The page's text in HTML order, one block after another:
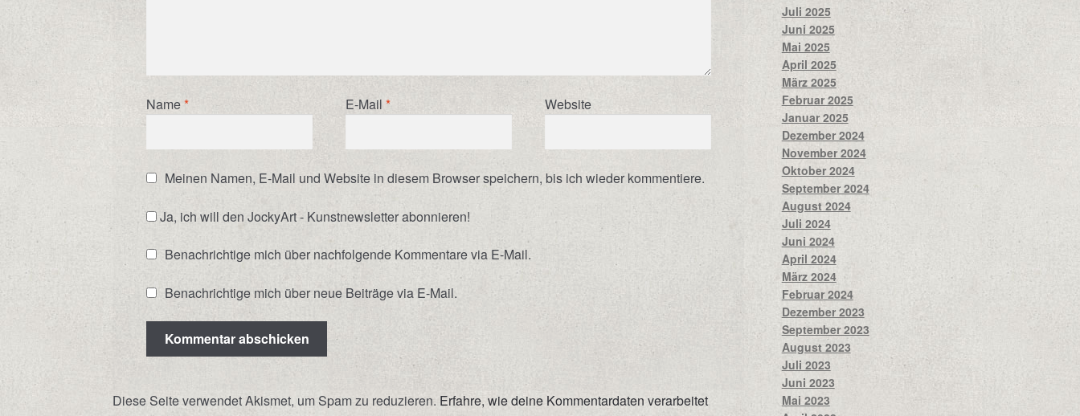
Name* E-Mail * Website
Meinen Namen, E-Mail und Website in diesem Browser speichern, bis ich wieder kommentiere.
Ja, ich will den JockyArt - Kunstnewsletter abonnieren!
Benachrichtige mich über nachfolgende Kommentare via E-Mail.
Benachrichtige mich über neue Beiträge via E-Mail.
Diese Seite verwendet Akismet, um Spam zu reduzieren. Erfahre, wie deine Kommentardaten verarbeitet
Juli 2025
Juni 2025
Mai 2025
April 2025
März 2025
Februar 2025
Januar 2025
Dezember 2024
November 2024
Oktober 2024
September 2024
August 2024
Juli 2024
Juni 2024
April 2024
März 2024
Februar 2024
Dezember 2023
September 2023
August 2023
Juli 2023
Juni 2023
Mai 2023